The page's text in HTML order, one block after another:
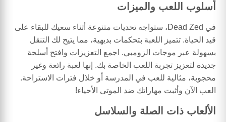
أسلوب اللعب والميزات
في Dead Zed، ستواجه تحديات متنوعة أثناء سعيك للبقاء على
قيد الحياة. تتميز اللعبة بتحكمات بديهية، مما يتيح لك التنقل
بسهولة عبر موجات الزومبي. اجمع التعزيزات وافتح أسلحة
جديدة لتعزيز تجربة اللعب الخاصة بك. إنها لعبة رائعة وغير
محجوبة، مثالية للعب في المدرسة أو خلال فترات الاستراحة.
العب الآن وأثبت مهاراتك ضد الموتى الأحياء!
الألعاب ذات الصلة والسلاسل